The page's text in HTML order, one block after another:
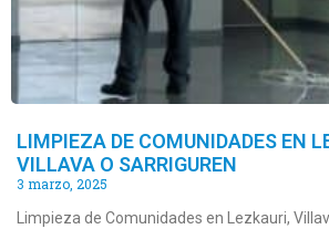
LIMPIEZA DE COMUNIDADES EN
VILLAVA O SARRIGUREN
3 marzo, 2025
Limpieza de Comunidades en Lezkauri,